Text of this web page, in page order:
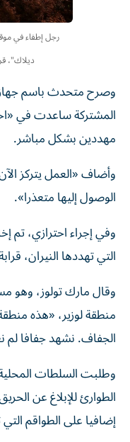
رجل إطفاء في
ديلاك"،
وصرح متحدث باسم جهاز
المشتركة ساعدت في
مهددين بشكل مباشر.
وأضاف «العمل يتركز
الوصول إليها متعذرا».
وفي إجراء احترازي، تم
التي تهددها النيران،
وقال مارك تولوز، وهو
منطقة لوزير، «هذه
الجفاف. نشهد جفافا
وطلبت السلطات
الطوارئ للإبلاغ عن
إضافيا على الطواقم